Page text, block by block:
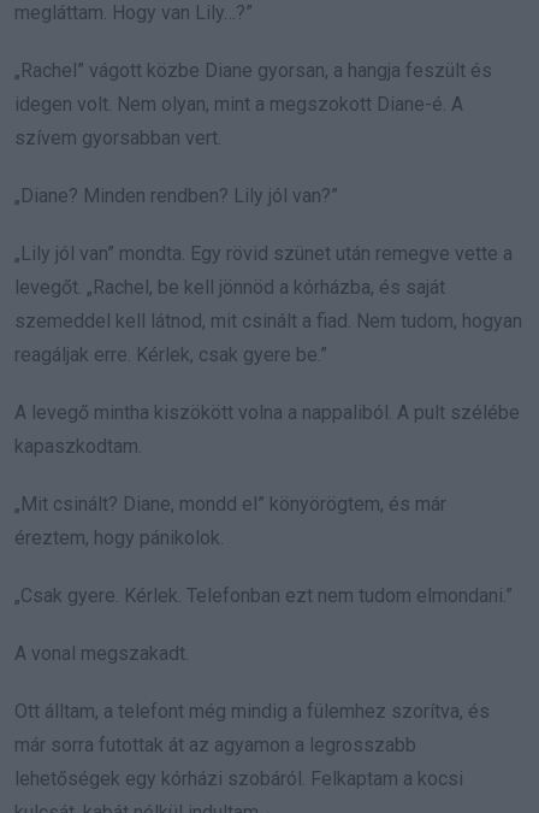
megláttam. Hogy van Lily…?”
„Rachel” vágott közbe Diane gyorsan, a hangja feszült és
idegen volt. Nem olyan, mint a megszokott Diane-é. A
szívem gyorsabban vert.
„Diane? Minden rendben? Lily jól van?”
„Lily jól van” mondta. Egy rövid szünet után remegve vette a
levegőt. „Rachel, be kell jönnöd a kórházba, és saját
szemeddel kell látnod, mit csinált a fiad. Nem tudom, hogyan
reagáljak erre. Kérlek, csak gyere be.”
A levegő mintha kiszökött volna a nappaliból. A pult szélébe
kapaszkodtam.
„Mit csinált? Diane, mondd el” könyörögtem, és már
éreztem, hogy pánikolok.
„Csak gyere. Kérlek. Telefonban ezt nem tudom elmondani.”
A vonal megszakadt.
Ott álltam, a telefont még mindig a fülemhez szorítva, és
már sorra futottak át az agyamon a legrosszabb
lehetőségek egy kórházi szobáról. Felkaptam a kocsi